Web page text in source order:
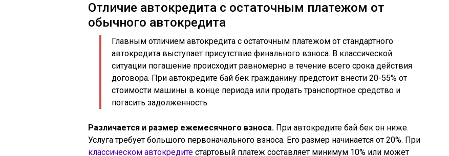
Отличие автокредита с остаточным платежом от
обычного автокредита
Главным отличием автокредита с остаточным платежом от стандартного
автокредита выступает присутствие финального взноса. В классической
ситуации погашение происходит равномерно в течение всего срока действия
договора. При автокредите бай бек гражданину предстоит внести 20-55% от
стоимости машины в конце периода или продать транспортное средство и
погасить задолженность.
Различается и размер ежемесячного взноса. При автокредите бай бек он ниже.
Услуга требует большого первоначального взноса. Его размер начинается от 20%. При
классическом автокредите стартовый платеж составляет минимум 10% или может